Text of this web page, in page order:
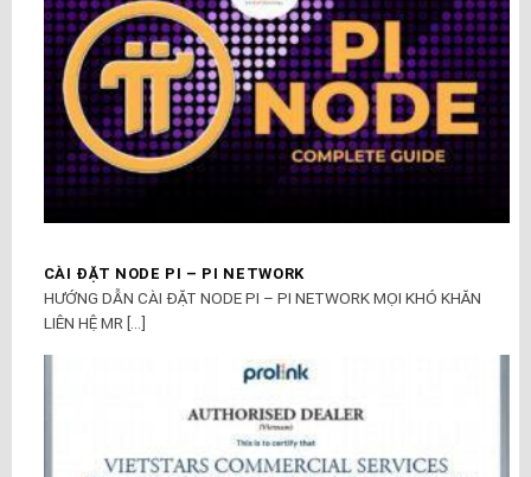
CÀI ĐẶT NODE PI – PI NETWORK
HƯỚNG DẪN CÀI ĐẶT NODE PI – PI NETWORK MỌI KHÓ KHĂN
LIÊN HỆ MR [...]